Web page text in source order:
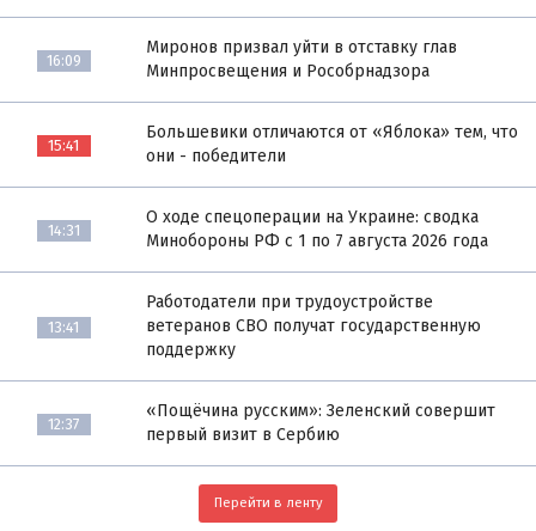
16:09
Миронов призвал уйти в отставку глав
Минпросвещения и Рособрнадзора
15:41
Большевики отличаются от «Яблока» тем, что
они - победители
14:31
О ходе спецоперации на Украине: сводка
Минобороны РФ с 1 по 7 августа 2026 года
13:41
Работодатели при трудоустройстве
ветеранов СВО получат государственную
поддержку
12:37
«Пощёчина русским»: Зеленский совершит
первый визит в Сербию
Перейти в ленту